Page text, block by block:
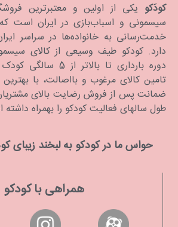
کودَکو یکی از اولین و معتبرترین
خدمت‌رسانی به خانواده‌ها در سراسر
دارد. كودكو طیف وسیعی از کالای
دوره بارداری تا
تامین کالای مرغوب و بااصالت، با
ضمانت پس از فروش رضایت بالای
طول سالهای فعالیت کودکو را بهمراه
حواس ما در كودكو به لبخند
همراهی با کودکو